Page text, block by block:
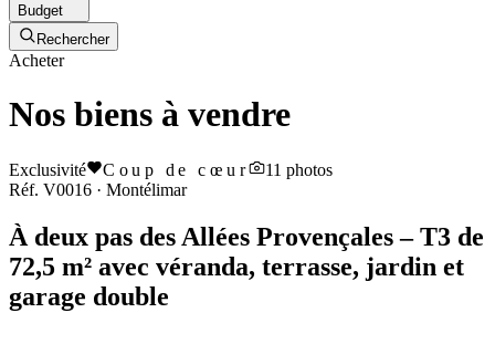
Budget
Rechercher
Acheter
Nos biens à vendre
Exclusivité Coup de cœur 11 photos
Réf. V0016 · Montélimar
À deux pas des Allées Provençales – T3 de
72,5 m² avec véranda, terrasse, jardin et
garage double